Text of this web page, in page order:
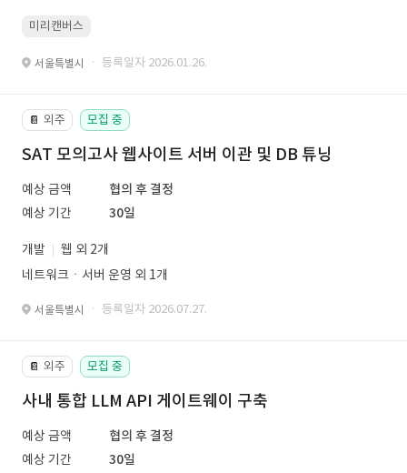
미리캔버스
서울특별시 · 등록일자 2026.01.26.
📔 외주 모집 중
SAT 모의고사 웹사이트 서버 이관 및 DB 튜닝
예상 금액
협의 후 결정
예상 기간
30일
개발
웹 외 2개
네트워크ㆍ서버 운영 외 1개
서울특별시 · 등록일자 2026.07.27.
📔 외주 모집 중
사내 통합 LLM API 게이트웨이 구축
예상 금액
협의 후 결정
예상 기간
30일